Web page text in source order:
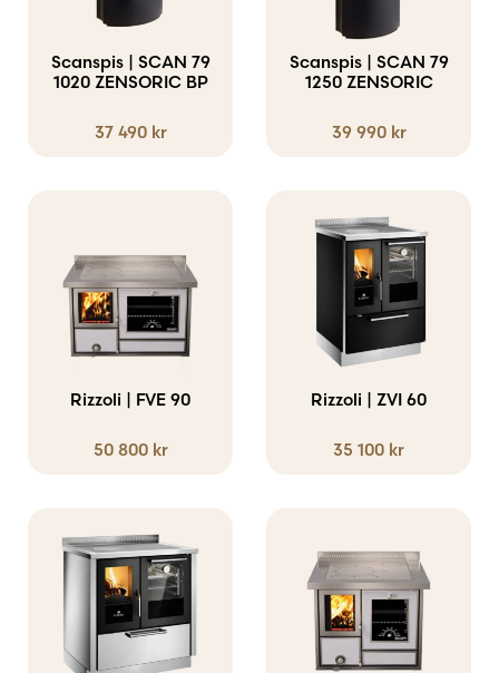
Scanspis | SCAN 79
1020 ZENSORIC BP
37 490 kr
Scanspis | SCAN 79
1250 ZENSORIC
39 990 kr
Rizzoli | FVE 90
50 800 kr
Rizzoli | ZVI 60
35 100 kr